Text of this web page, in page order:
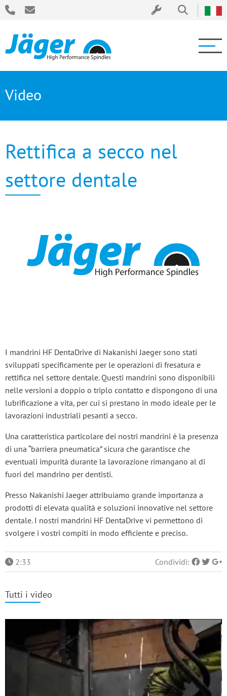
Video
Rettifica a secco nel
settore dentale
I mandrini HF DentaDrive di Nakanishi Jaeger sono stati
sviluppati specificamente per le operazioni di fresatura e
rettifica nel settore dentale. Questi mandrini sono disponibili
nelle versioni a doppio o triplo contatto e dispongono di una
lubrificazione a vita, per cui si prestano in modo ideale per le
lavorazioni industriali pesanti a secco.
Una caratteristica particolare dei nostri mandrini è la presenza
di una “barriera pneumatica” sicura che garantisce che
eventuali impurità durante la lavorazione rimangano al di
fuori del mandrino per dentisti.
Presso Nakanishi Jaeger attribuiamo grande importanza a
prodotti di elevata qualità e soluzioni innovative nel settore
dentale. I nostri mandrini HF DentaDrive vi permettono di
svolgere i vostri compiti in modo efficiente e preciso.
2:33 Condividi:
Tutti i video